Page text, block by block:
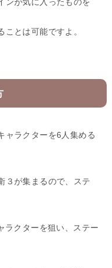
とは可能ですよ。
ャラクターを6人集める
３が集まるので、ステ
ラクターを狙い、ステー